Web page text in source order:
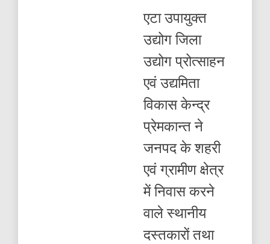
एक
प्रशिक्षण
टूलकिट
09
सितम्बर
को
एटा उपायुक्त
उद्योग जिला
उद्योग प्रोत्साहन
एवं उद्यमिता
विकास केन्द्र
प्रेमकान्त ने
जनपद के शहरी
एवं ग्रामीण क्षेत्र
में निवास करने
वाले स्थानीय
दस्तकारों तथा